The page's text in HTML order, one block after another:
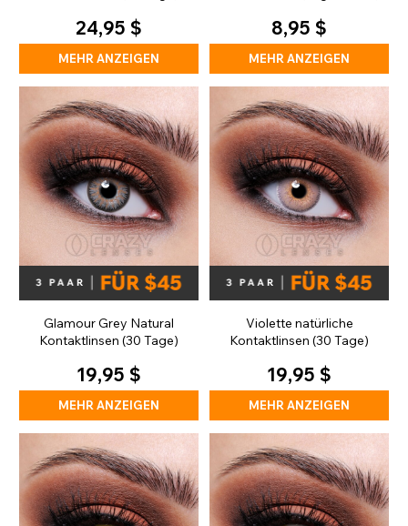
24,95 $
MEHR ANZEIGEN
8,95 $
MEHR ANZEIGEN
Glamour Grey Natural
Kontaktlinsen (30 Tage)
19,95 $
MEHR ANZEIGEN
Violette natürliche
Kontaktlinsen (30 Tage)
19,95 $
MEHR ANZEIGEN